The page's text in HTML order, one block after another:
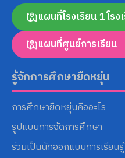
แผนที่โรงเรียน 1 โร
แผนที่ศูนย์การเรียน
รู้จักการศึกษายืดหยุ่น
การศึกษายืดหยุ่นคืออะไร
รูปแบบการจัดการศึกษา
ร่วมเป็นนักออกแบบการเรียนรู้